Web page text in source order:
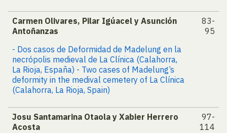
Carmen Olivares, Pilar Igúacel y Asunción
Antoñanzas
- Dos casos de Deformidad de Madelung en la
necrópolis medieval de La Clínica (Calahorra,
La Rioja, España) - Two cases of Madelung’s
deformity in the medival cemetery of La Clínica
(Calahorra, La Rioja, Spain)
83-
95
Josu Santamarina Otaola y Xabier Herrero
Acosta
97-
114